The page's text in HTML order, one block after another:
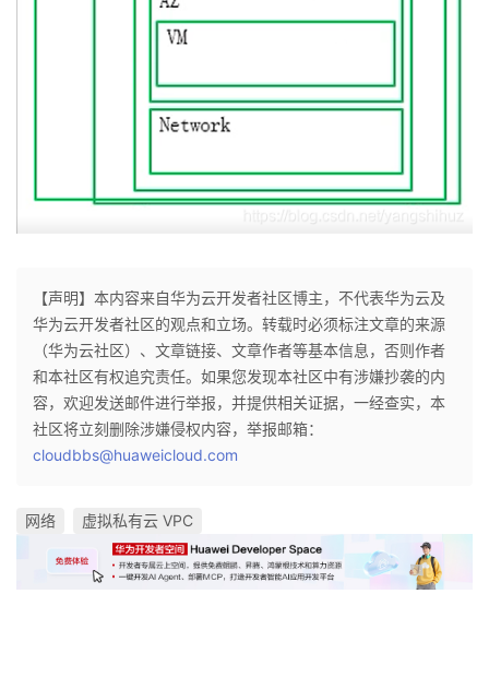
【声明】本内容来自华为云开发者社区博主，不代表华为云及
华为云开发者社区的观点和立场。转载时必须标注文章的来源
（华为云社区）、文章链接、文章作者等基本信息，否则作者
和本社区有权追究责任。如果您发现本社区中有涉嫌抄袭的内
容，欢迎发送邮件进行举报，并提供相关证据，一经查实，本
社区将立刻删除涉嫌侵权内容，举报邮箱：
cloudbbs@huaweicloud.com
网络 虚拟私有云 VPC